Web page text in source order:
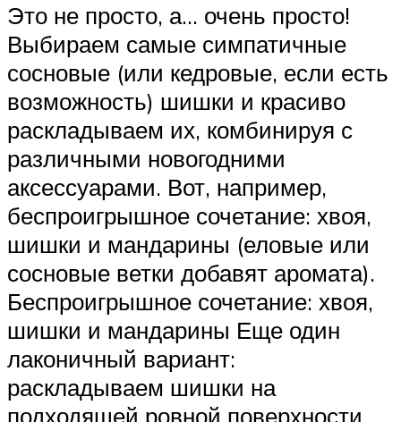
Это не просто, а… очень просто!
Выбираем самые симпатичные
сосновые (или кедровые, если есть
возможность) шишки и красиво
раскладываем их, комбинируя с
различными новогодними
аксессуарами. Вот, например,
беспроигрышное сочетание: хвоя,
шишки и мандарины (еловые или
сосновые ветки добавят аромата).
Беспроигрышное сочетание: хвоя,
шишки и мандарины Еще один
лаконичный вариант:
раскладываем шишки на
подходящей ровной поверхности